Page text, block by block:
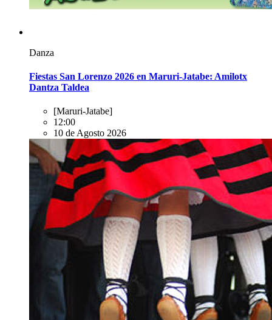
Danza
Fiestas San Lorenzo 2026 en Maruri-Jatabe: Amilotx
Dantza Taldea
[Maruri-Jatabe]
12:00
10 de Agosto 2026